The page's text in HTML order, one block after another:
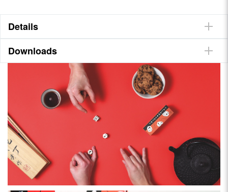
Details
Downloads